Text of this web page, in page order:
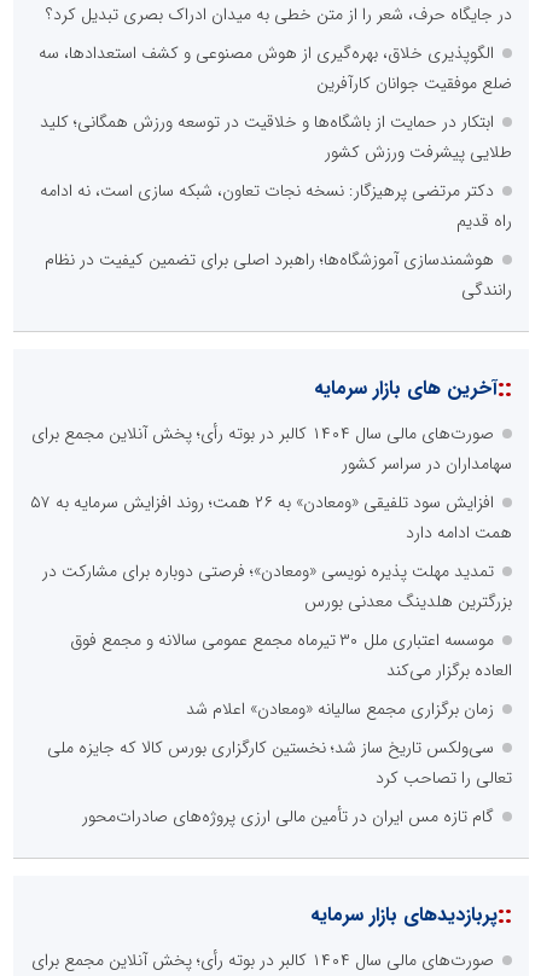
در جایگاه حرف، شعر را از متن خطی به میدان ادراک بصری تبدیل کرد؟
الگوپذیری خلاق، بهره‌گیری از هوش مصنوعی و کشف استعدادها، سه
ضلع موفقیت جوانان کارآفرین
ابتکار در حمایت از باشگاه‌ها و خلاقیت در توسعه ورزش همگانی؛ کلید
طلایی پیشرفت ورزش کشور
دکتر مرتضی پرهیزگار: نسخه نجات تعاون، شبکه سازی است، نه ادامه
راه قدیم
هوشمندسازی آموزشگاه‌ها؛ راهبرد اصلی برای تضمین کیفیت در نظام
رانندگی
::آخرین های بازار سرمایه
صورت‌های مالی سال ۱۴۰۴ کالبر در بوته رأی؛ پخش آنلاین مجمع برای
سهامداران در سراسر کشور
افزایش سود تلفیقی «ومعادن» به ۲۶ همت؛ روند افزایش سرمایه به ۵۷
همت ادامه دارد
تمدید مهلت پذیره نویسی «ومعادن»؛ فرصتی دوباره برای مشارکت در
بزرگترین هلدینگ معدنی بورس
موسسه اعتباری ملل ۳۰ تیرماه مجمع عمومی سالانه و مجمع فوق
العاده برگزار می‌کند
زمان برگزاری مجمع سالیانه «ومعادن» اعلام شد
سی‌ولکس تاریخ ساز شد؛ نخستین کارگزاری بورس کالا که جایزه ملی
تعالی را تصاحب کرد
گام تازه مس ایران در تأمین مالی ارزی پروژه‌های صادرات‌محور
::پربازدیدهای بازار سرمایه
صورت‌های مالی سال ۱۴۰۴ کالبر در بوته رأی؛ پخش آنلاین مجمع برای